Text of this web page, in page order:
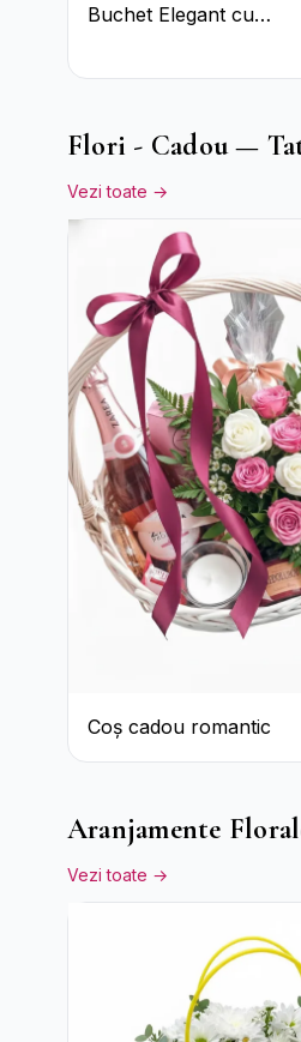
Buchet Elegant cu
Flori - Cadou —
Vezi toate →
Coș cadou romantic
Aranjamente
Vezi toate →